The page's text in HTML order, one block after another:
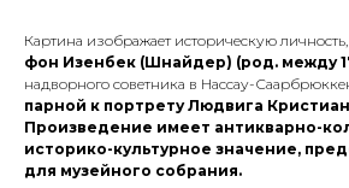
Картина изображает историческую личность,
фон Изенбек (Шнайдер) (род. между
надворного советника в Нассау-
парной к портрету Людвига
Произведение имеет антикварно-
историко-культурное значение,
для музейного собрания.